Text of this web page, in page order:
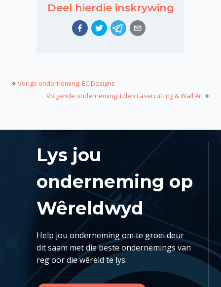
Deel hierdie inskrywing
« Vorige onderneming: EC Designs
Volgende onderneming: Eden Lasercutting & Wall Art »
Lys jou
onderneming op
Wêreldwyd
Help jou onderneming om te groei deur
dit saam met die beste ondernemings van
reg oor die wêreld te lys.